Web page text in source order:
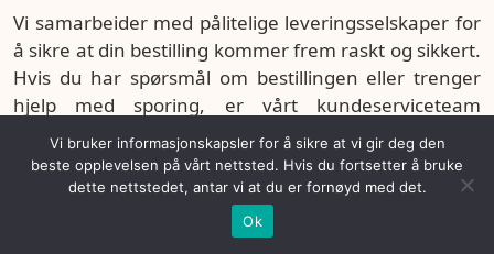
Vi samarbeider med pålitelige leveringsselskaper for
å sikre at din bestilling kommer frem raskt og sikkert.
Hvis du har spørsmål om bestillingen eller trenger
hjelp med sporing, er vårt kundeserviceteam
tilgjengelig for å hjelpe deg.
Populære tabletter
Vi bruker informasjonskapsler for å sikre at vi gir deg den
beste opplevelsen på vårt nettsted. Hvis du fortsetter å bruke
dette nettstedet, antar vi at du er fornøyd med det.
Ok